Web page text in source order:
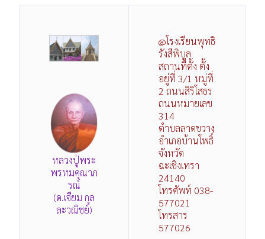
หลวงปู่พระ
พรหมคุณาภ
รณ์
(ด.เจียม กุล
ละวณิชย์)
@โรงเรียนพุทธิ
รังสีพิบูล
สถานที่ตั้ง ตั้ง
อยู่ที่ 3/1 หมู่ที่
2 ถนนสิริโสธร
ถนนหมายเลข
314
ตำบลลาดขวาง
อำเภอบ้านโพธิ์
จังหวัด
ฉะเชิงเทรา
24140
โทรศัพท์ 038-
577021
โทรสาร
577026